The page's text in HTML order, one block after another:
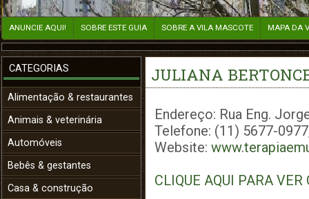
ANUNCIE AQUI! SOBRE ESTE GUIA SOBRE A VILA MASCOTE MAPA DA
CATEGORIAS
Alimentação & restaurantes
Animais & veterinária
Automóveis
Bebês & gestantes
Casa & construção
JULIANA
Endereço: Rua Eng.
Telefone: (11) 5677-
Website:
CLIQUE AQUI PARA